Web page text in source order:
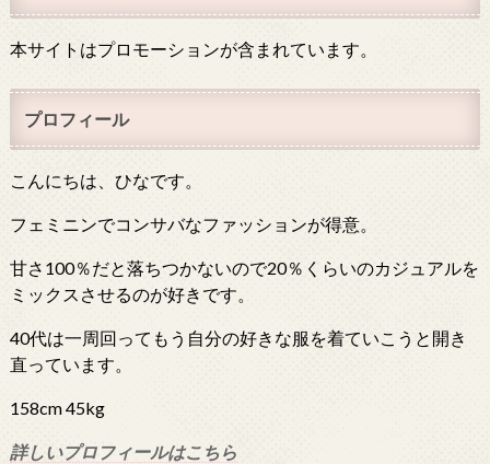
本サイトはプロモーションが含まれています。
プロフィール
こんにちは、ひなです。
フェミニンでコンサバなファッションが得意。
甘さ100％だと落ちつかないので20％くらいのカジュアルを
ミックスさせるのが好きです。
40代は一周回ってもう自分の好きな服を着ていこうと開き
直っています。
158cm 45kg
詳しいプロフィールはこちら